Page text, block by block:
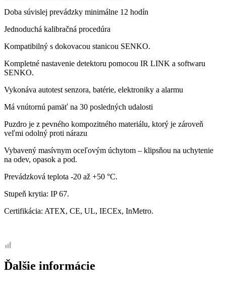
Doba súvislej prevádzky minimálne 12 hodín
Jednoduchá kalibračná procedúra
Kompatibilný s dokovacou stanicou SENKO.
Kompletné nastavenie detektoru pomocou IR LINK a softwaru
SENKO.
Vykonáva autotest senzora, batérie, elektroniky a alarmu
Má vnútornú pamäť na 30 posledných udalosti
Puzdro je z pevného kompozitného materiálu, ktorý je zároveň
veľmi odolný proti nárazu
Vybavený masívnym oceľovým úchytom – klipsňou na uchytenie
na odev, opasok a pod.
Prevádzková teplota -20 až +50 °C.
Stupeň krytia: IP 67.
Certifikácia: ATEX, CE, UL, IECEx, InMetro.
Ďalšie informácie